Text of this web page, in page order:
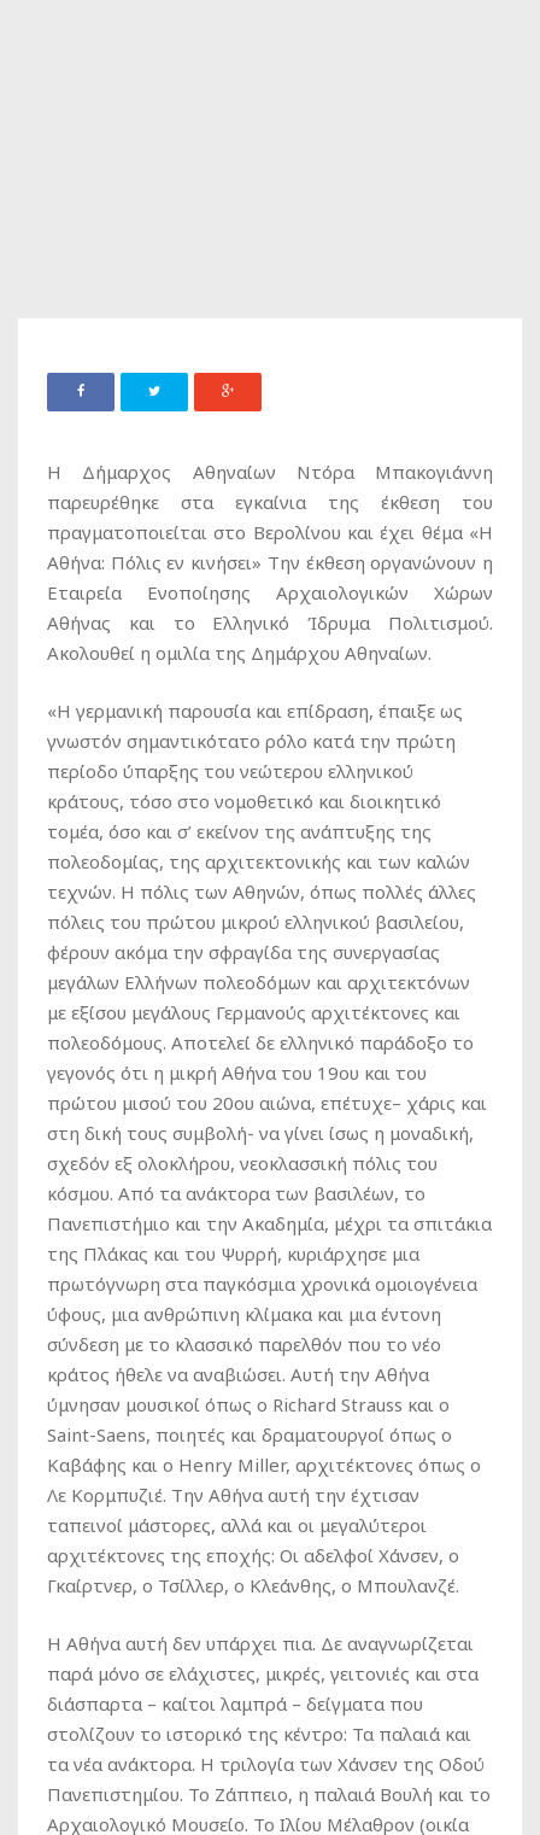
Η Δήμαρχος Αθηναίων Ντόρα Μπακογιάννη
παρευρέθηκε στα εγκαίνια της έκθεση του
πραγματοποιείται στο Βερολίνου και έχει θέμα «Η
Αθήνα: Πόλις εν κινήσει» Την έκθεση οργανώνουν η
Εταιρεία Ενοποίησης Αρχαιολογικών Χώρων
Αθήνας και το Ελληνικό Ίδρυμα Πολιτισμού.
Ακολουθεί η ομιλία της Δημάρχου Αθηναίων.
«Η γερμανική παρουσία και επίδραση, έπαιξε ως
γνωστόν σημαντικότατο ρόλο κατά την πρώτη
περίοδο ύπαρξης του νεώτερου ελληνικού
κράτους, τόσο στο νομοθετικό και διοικητικό
τομέα, όσο και σ’ εκείνον της ανάπτυξης της
πολεοδομίας, της αρχιτεκτονικής και των καλών
τεχνών. Η πόλις των Αθηνών, όπως πολλές άλλες
πόλεις του πρώτου μικρού ελληνικού βασιλείου,
φέρουν ακόμα την σφραγίδα της συνεργασίας
μεγάλων Ελλήνων πολεοδόμων και αρχιτεκτόνων
με εξίσου μεγάλους Γερμανούς αρχιτέκτονες και
πολεοδόμους. Αποτελεί δε ελληνικό παράδοξο το
γεγονός ότι η μικρή Αθήνα του 19ου και του
πρώτου μισού του 20ου αιώνα, επέτυχε– χάρις και
στη δική τους συμβολή- να γίνει ίσως η μοναδική,
σχεδόν εξ ολοκλήρου, νεοκλασσική πόλις του
κόσμου. Από τα ανάκτορα των βασιλέων, το
Πανεπιστήμιο και την Ακαδημία, μέχρι τα σπιτάκια
της Πλάκας και του Ψυρρή, κυριάρχησε μια
πρωτόγνωρη στα παγκόσμια χρονικά ομοιογένεια
ύφους, μια ανθρώπινη κλίμακα και μια έντονη
σύνδεση με το κλασσικό παρελθόν που το νέο
κράτος ήθελε να αναβιώσει. Αυτή την Αθήνα
ύμνησαν μουσικοί όπως ο Richard Strauss και ο
Saint-Saens, ποιητές και δραματουργοί όπως ο
Καβάφης και ο Henry Miller, αρχιτέκτονες όπως ο
Λε Κορμπυζιέ. Την Αθήνα αυτή την έχτισαν
ταπεινοί μάστορες, αλλά και οι μεγαλύτεροι
αρχιτέκτονες της εποχής: Οι αδελφοί Χάνσεν, ο
Γκαίρτνερ, ο Τσίλλερ, ο Κλεάνθης, ο Μπουλανζέ.
Η Αθήνα αυτή δεν υπάρχει πια. Δε αναγνωρίζεται
παρά μόνο σε ελάχιστες, μικρές, γειτονιές και στα
διάσπαρτα – καίτοι λαμπρά – δείγματα που
στολίζουν το ιστορικό της κέντρο: Τα παλαιά και
τα νέα ανάκτορα. Η τριλογία των Χάνσεν της Οδού
Πανεπιστημίου. Το Ζάππειο, η παλαιά Βουλή και το
Αρχαιολογικό Μουσείο. Το Ιλίου Μέλαθρον (οικία